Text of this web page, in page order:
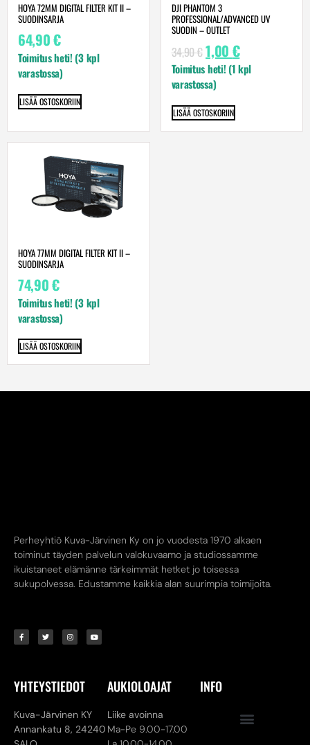
HOYA 72MM DIGITAL FILTER KIT II –
SUODINSARJA
64,90€
Toimitus heti! (3 kpl
varastossa)
LISÄÄ OSTOSKORIIN
DJI PHANTOM 3
PROFESSIONAL/ADVANCED UV
SUODIN – OUTLET
34,90€ 1,00 €
Toimitus heti! (1 kpl
varastossa)
LISÄÄ OSTOSKORIIN
HOYA 77MM DIGITAL FILTER KIT II –
SUODINSARJA
74,90€
Toimitus heti! (3 kpl
varastossa)
LISÄÄ OSTOSKORIIN
Perheyhtiö Kuva-Järvinen Ky on jo vuodesta 1970 alkaen
toiminut täyden palvelun valokuvaamo ja studiossamme
ikuistaneet elämänne tärkeimmät hetket jo toisessa
sukupolvessa. Edustamme kaikkia alan suurimpia toimijoita.
YHTEYSTIEDOT
Kuva-Järvinen KY
Annankatu 8, 24240
AUKIOLOAJAT
Liike avoinna
Ma-Pe 9.00-17.00
INFO